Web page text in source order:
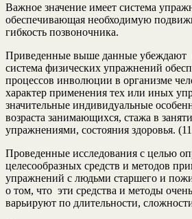
Важное значение имеет система
обеспечивающая необходимую
гибкость позвоночника.
Приведенные выше данные убеждают
система физических упражнений
процессов инволюции в организме
характер применения тех или иных
значительные индивидуальные
возраста занимающихся, стажа в
упражнениями, состояния здоровья.
Проведенные исследования с целью
целесообразных средств и методов
упражнений с людьми старшего и
о том, что эти средства и методы
варьируют по длительности,